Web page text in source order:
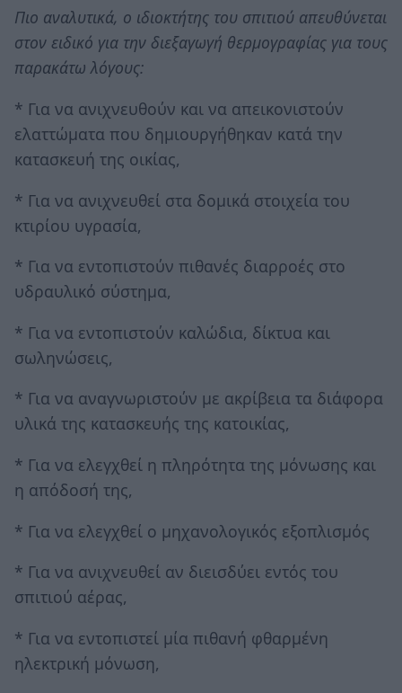
Πιο αναλυτικά, ο ιδιοκτήτης του σπιτιού απευθύνεται
στον ειδικό για την διεξαγωγή θερμογραφίας για τους
παρακάτω λόγους:
* Για να ανιχνευθούν και να απεικονιστούν
ελαττώματα που δημιουργήθηκαν κατά την
κατασκευή της οικίας,
* Για να ανιχνευθεί στα δομικά στοιχεία του
κτιρίου υγρασία,
* Για να εντοπιστούν πιθανές διαρροές στο
υδραυλικό σύστημα,
* Για να εντοπιστούν καλώδια, δίκτυα και
σωληνώσεις,
* Για να αναγνωριστούν με ακρίβεια τα διάφορα
υλικά της κατασκευής της κατοικίας,
* Για να ελεγχθεί η πληρότητα της μόνωσης και
η απόδοσή της,
* Για να ελεγχθεί ο μηχανολογικός εξοπλισμός
* Για να ανιχνευθεί αν διεισδύει εντός του
σπιτιού αέρας,
* Για να εντοπιστεί μία πιθανή φθαρμένη
ηλεκτρική μόνωση,